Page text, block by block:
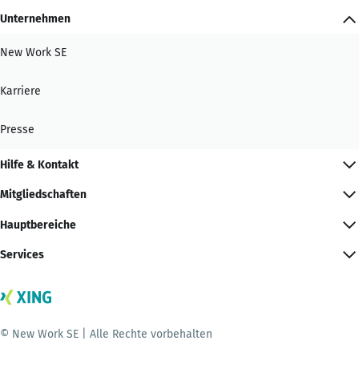
Unternehmen
New Work SE
Karriere
Presse
Hilfe & Kontakt
Mitgliedschaften
Hauptbereiche
Services
© New Work SE | Alle Rechte vorbehalten